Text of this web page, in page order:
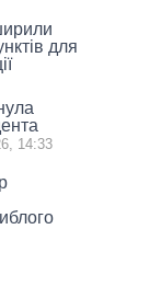
для
14:33